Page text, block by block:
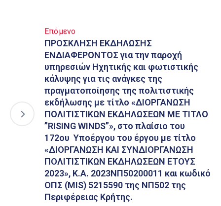
Επόμενο
ΠΡΟΣΚΛΗΣΗ ΕΚΔΗΛΩΣΗΣ
ΕΝΔΙΑΦΕΡΟΝΤΟΣ για την παροχή
υπηρεσιών Ηχητικής και φωτιστικής
κάλυψης για τις ανάγκες της
πραγματοποίησης της πολιτιστικής
εκδήλωσης με τίτλο «ΔΙΟΡΓΑΝΩΣΗ
ΠΟΛΙΤΙΣΤΙΚΩΝ ΕΚΔΗΛΩΣΕΩΝ ΜΕ ΤΙΤΛΟ
”RISING WINDS”», στο πλαίσιο του
172ου Υποέργου του έργου με τίτλο
«ΔΙΟΡΓΑΝΩΣΗ ΚΑΙ ΣΥΝΔΙΟΡΓΑΝΩΣΗ
ΠΟΛΙΤΙΣΤΙΚΩΝ ΕΚΔΗΛΩΣΕΩΝ ΕΤΟΥΣ
2023», Κ.Α. 2023ΝΠ50200011 και κωδικό
ΟΠΣ (MIS) 5215590 της ΝΠ502 της
Περιφέρειας Κρήτης.